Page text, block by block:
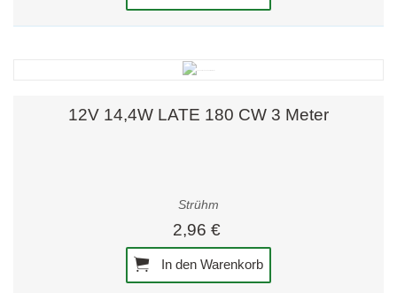
12V 14,4W LATE 180 CW 3 Meter
Strühm
2,96 €
In den Warenkorb